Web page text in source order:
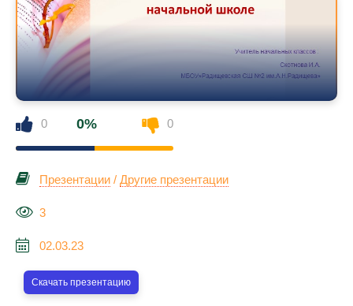
0 0% 0
Презентации / Другие презентации
3
02.03.23
Скачать презентацию